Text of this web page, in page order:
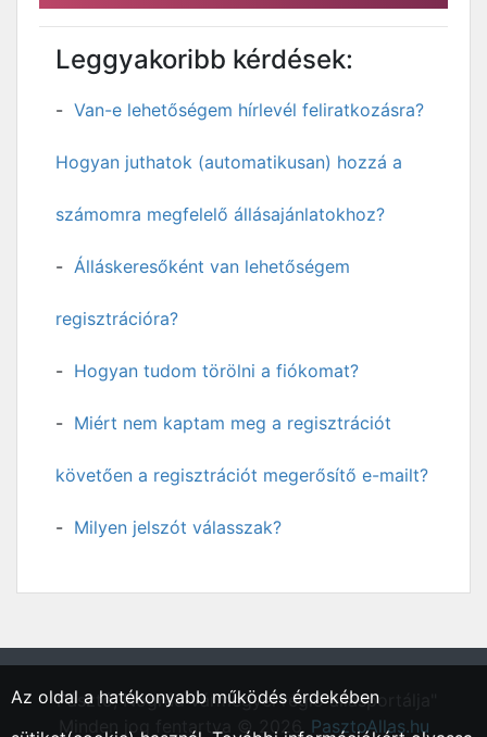
Leggyakoribb kérdések:
Van-e lehetőségem hírlevél feliratkozásra?
Hogyan juthatok (automatikusan) hozzá a
számomra megfelelő állásajánlatokhoz?
Álláskeresőként van lehetőségem
regisztrációra?
Hogyan tudom törölni a fiókomat?
Miért nem kaptam meg a regisztrációt
követően a regisztrációt megerősítő e-mailt?
Milyen jelszót válasszak?
"Pásztó, Nógrád vármegyei régió állásportálja"
Minden jog fentartva © 2026. PasztoAllas.hu
Az oldal a hatékonyabb működés érdekében